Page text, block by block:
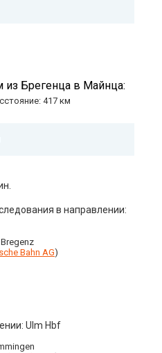
из Брегенца в Майнца:
417 км
в направлении:
Bahn AG)
Ulm Hbf